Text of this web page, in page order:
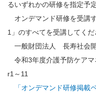
るいずれかの研修を指定予
オンデマンド研修を受講
1」のすべてを受講してくだ
一般財団法人 長寿社会
令和3年度介護予防ケア
r1～11
「オンデマンド研修掲載